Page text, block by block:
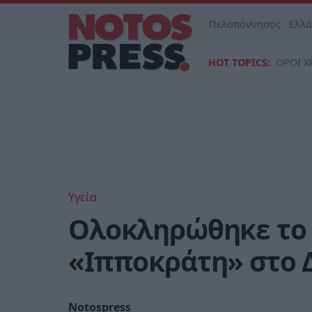
Πελοπόννησος
HOT TOPICS: ΟΡΟΙ
Υγεία
Ολοκληρώθηκε το
«Ιπποκράτη» στο
Notospress